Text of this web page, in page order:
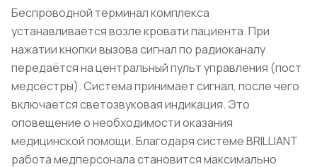
Беспроводной терминал комплекса
устанавливается возле кровати пациента. При
нажатии кнопки вызова сигнал по радиоканалу
передаётся на центральный пульт управления (пост
медсестры). Система принимает сигнал, после чего
включается светозвуковая индикация. Это
оповещение о необходимости оказания
медицинской помощи. Благодаря системе BRILLIANT
работа медперсонала становится максимально